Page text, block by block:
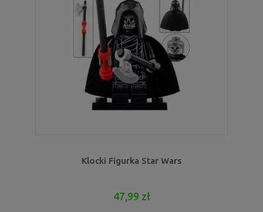
Klocki Figurka Star Wars
47,99 zł